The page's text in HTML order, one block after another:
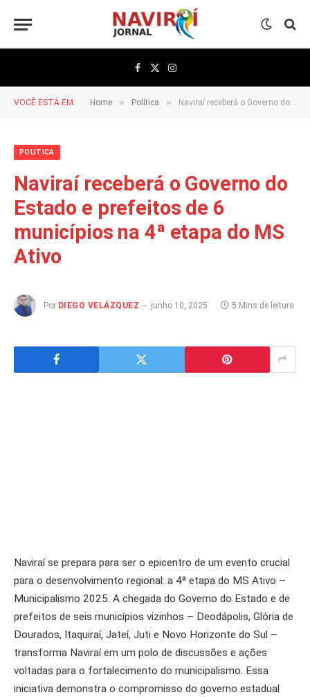
Facebook
X
(Twitter)
Instagram
VOCÊ ESTÁ EM: Home » Política » Naviraí receberá o Governo do Estado e prefeitos de 6 municípios na 4ª etapa do MS Ativo
POLÍTICA
Naviraí receberá o Governo do
Estado e prefeitos de 6
municípios na 4ª etapa do MS
Ativo
Por DIEGO VELÁZQUEZ junho 10, 2025 5 Mins de leitura
Naviraí se prepara para ser o epicentro de um evento crucial
para o desenvolvimento regional: a 4ª etapa do MS Ativo –
Municipalismo 2025. A chegada do Governo do Estado e de
prefeitos de seis municípios vizinhos – Deodápolis, Glória de
Dourados, Itaquiraí, Jateí, Juti e Novo Horizonte do Sul –
transforma Naviraí em um polo de discussões e ações
voltadas para o fortalecimento do municipalismo. Essa
iniciativa demonstra o compromisso do governo estadual